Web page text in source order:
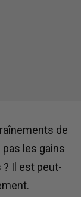
de
les gains
Il est peut-